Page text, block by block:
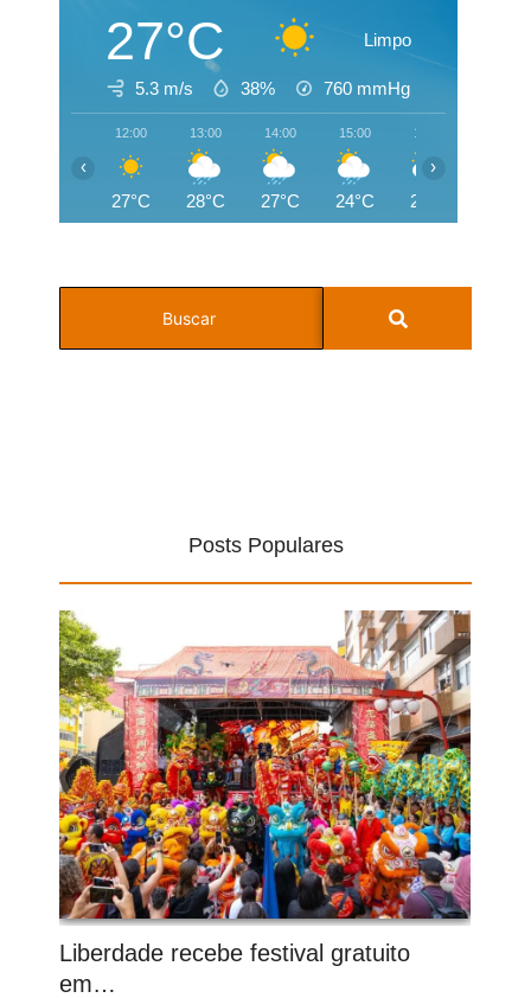
27°C Limpo
5.3 m/s 38% 760 mmHg
12:00
27°C
13:00
28°C
14:00
27°C
15:00
24°C
16:00
22°C
‹ ›
Posts Populares
Liberdade recebe festival gratuito
em…